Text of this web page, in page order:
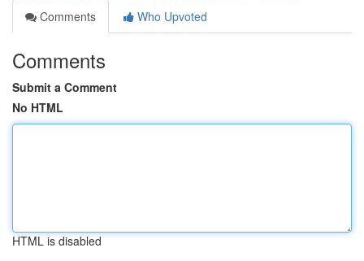
Comments
Who Upvoted
Comments
Submit a Comment
No HTML
HTML is disabled